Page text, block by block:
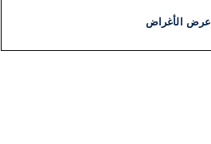
عرض الأغراض